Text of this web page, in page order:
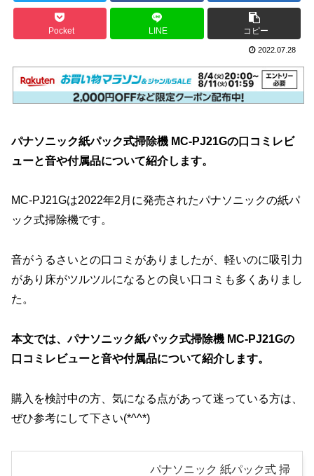
Pocket LINE コピー
2022.07.28
パナソニック紙パック式掃除機 MC-PJ21Gの口コミレビ
ューと音や付属品について紹介します。
MC-PJ21Gは2022年2月に発売されたパナソニックの紙パ
ック式掃除機です。
音がうるさいとの口コミがありましたが、軽いのに吸引力
があり床がツルツルになるとの良い口コミも多くありまし
た。
本文では、パナソニック紙パック式掃除機 MC-PJ21Gの
口コミレビューと音や付属品について紹介します。
購入を検討中の方、気になる点があって迷っている方は、
ぜひ参考にして下さい(*^^*)
パナソニック 紙パック式 掃